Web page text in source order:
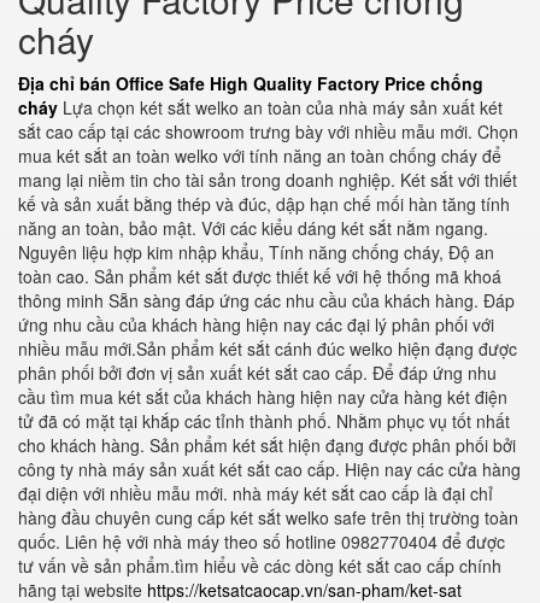
cháy
Địa chỉ bán Office Safe High Quality Factory Price chống
cháy Lựa chọn két sắt welko an toàn của nhà máy sản xuất két
sắt cao cấp tại các showroom trưng bày với nhiều mẫu mới. Chọn
mua két sắt an toàn welko với tính năng an toàn chống cháy để
mang lại niềm tin cho tài sản trong doanh nghiệp. Két sắt với thiết
kế và sản xuất bằng thép và đúc, dập hạn chế mối hàn tăng tính
năng an toàn, bảo mật. Với các kiểu dáng két sắt nằm ngang.
Nguyên liệu hợp kim nhập khẩu, Tính năng chống cháy, Độ an
toàn cao. Sản phẩm két sắt được thiết kế với hệ thống mã khoá
thông minh Sẵn sàng đáp ứng các nhu cầu của khách hàng. Đáp
ứng nhu cầu của khách hàng hiện nay các đại lý phân phối với
nhiều mẫu mới.Sản phẩm két sắt cánh đúc welko hiện đạng được
phân phối bởi đơn vị sản xuất két sắt cao cấp. Để đáp ứng nhu
cầu tìm mua két sắt của khách hàng hiện nay cửa hàng két điện
tử đã có mặt tại khắp các tỉnh thành phố. Nhằm phục vụ tốt nhất
cho khách hàng. Sản phẩm két sắt hiện đạng được phân phối bởi
công ty nhà máy sản xuất két sắt cao cấp. Hiện nay các cửa hàng
đại diện với nhiều mẫu mới. nhà máy két sắt cao cấp là đại chỉ
hàng đầu chuyên cung cấp két sắt welko safe trên thị trường toàn
quốc. Liên hệ với nhà máy theo số hotline 0982770404 để được
tư vấn về sản phẩm.tìm hiểu về các dòng két sắt cao cấp chính
hãng tại website https://ketsatcaocap.vn/san-pham/ket-sat